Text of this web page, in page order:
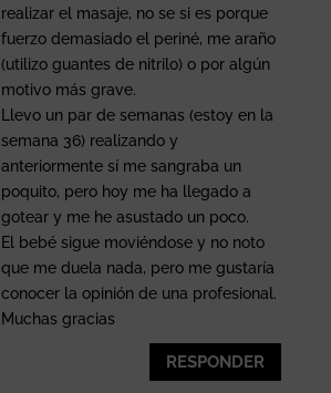
realizar el masaje, no se si es porque
fuerzo demasiado el periné, me araño
(utilizo guantes de nitrilo) o por algún
motivo más grave.
Llevo un par de semanas (estoy en la
semana 36) realizando y
anteriormente sí me sangraba un
poquito, pero hoy me ha llegado a
gotear y me he asustado un poco.
El bebé sigue moviéndose y no noto
que me duela nada, pero me gustaría
conocer la opinión de una profesional.
Muchas gracias
RESPONDER